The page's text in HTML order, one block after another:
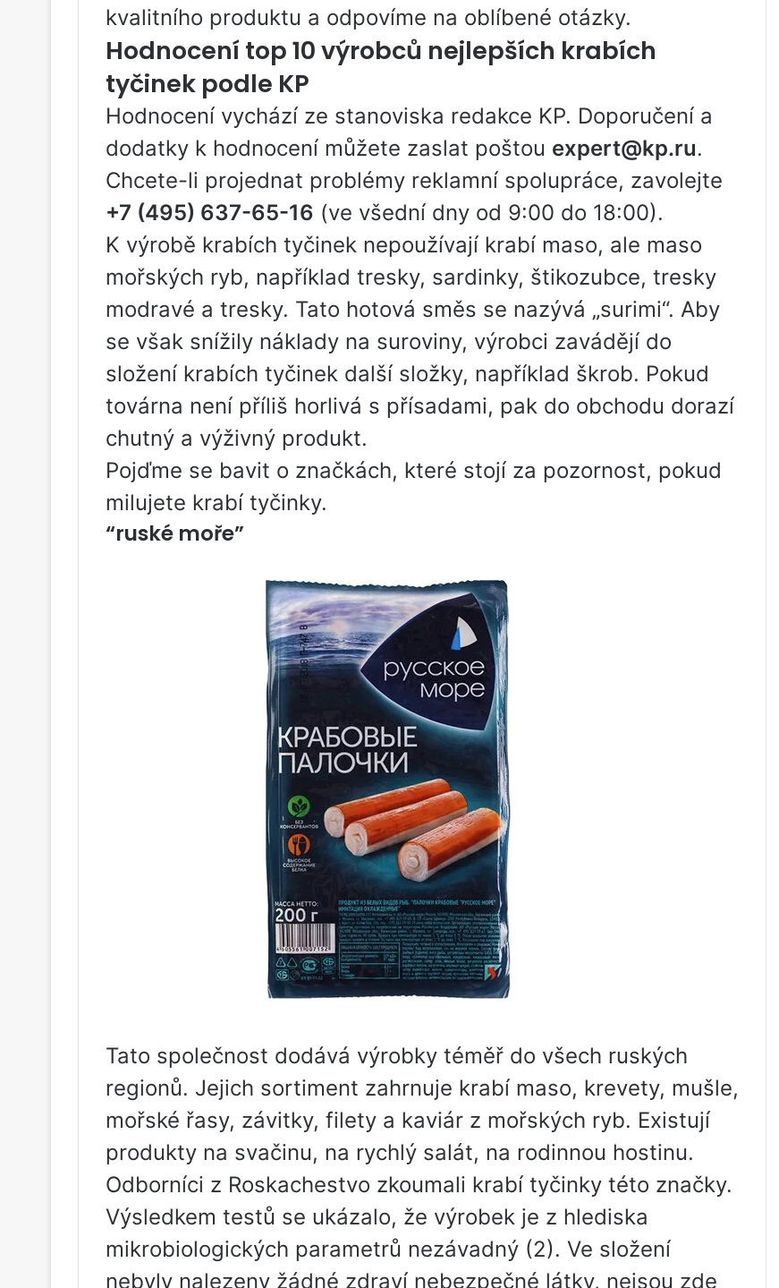
kvalitního produktu a odpovíme na oblíbené otázky.
Hodnocení top 10 výrobců nejlepších krabích
tyčinek podle KP
Hodnocení vychází ze stanoviska redakce KP. Doporučení a
dodatky k hodnocení můžete zaslat poštou expert@kp.ru.
Chcete-li projednat problémy reklamní spolupráce, zavolejte
+7 (495) 637-65-16 (ve všední dny od 9:00 do 18:00).
K výrobě krabích tyčinek nepoužívají krabí maso, ale maso
mořských ryb, například tresky, sardinky, štikozubce, tresky
modravé a tresky. Tato hotová směs se nazývá „surimi“. Aby
se však snížily náklady na suroviny, výrobci zavádějí do
složení krabích tyčinek další složky, například škrob. Pokud
továrna není příliš horlivá s přísadami, pak do obchodu dorazí
chutný a výživný produkt.
Pojďme se bavit o značkách, které stojí za pozornost, pokud
milujete krabí tyčinky.
“ruské moře”
Tato společnost dodává výrobky téměř do všech ruských
regionů. Jejich sortiment zahrnuje krabí maso, krevety, mušle,
mořské řasy, závitky, filety a kaviár z mořských ryb. Existují
produkty na svačinu, na rychlý salát, na rodinnou hostinu.
Odborníci z Roskachestvo zkoumali krabí tyčinky této značky.
Výsledkem testů se ukázalo, že výrobek je z hlediska
mikrobiologických parametrů nezávadný (2). Ve složení
nebyly nalezeny žádné zdraví nebezpečné látky, nejsou zde